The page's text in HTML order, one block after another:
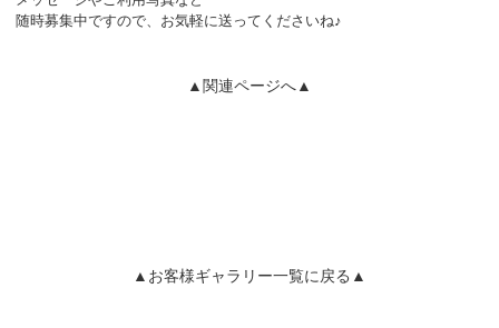
随時募集中ですので、お気軽に送ってくださいね♪
▲関連ページへ▲
▲お客様ギャラリー一覧に戻る▲